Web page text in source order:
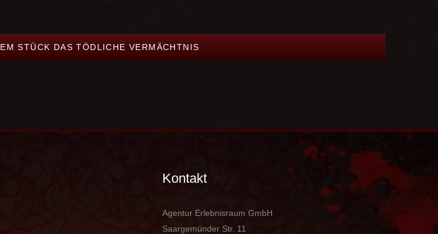
STÜCK DAS TÖDLICHE VERMÄCHTNIS
Kontakt
Agentur Erlebnisraum GmbH
Saargemünder Str. 11